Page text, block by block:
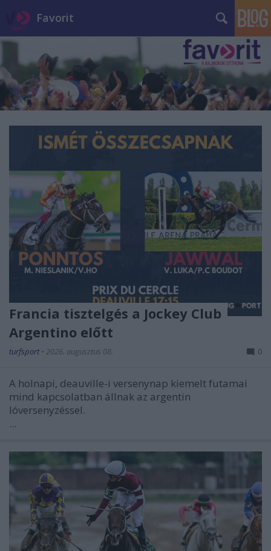
Favorit
Francia tisztelgés a Jockey Club
Argentino előtt
turfsport • 2026. augusztus 08. 0
A holnapi, deauville-i versenynap kiemelt futamai
mind kapcsolatban állnak az argentin
lóversenyzéssel.
...